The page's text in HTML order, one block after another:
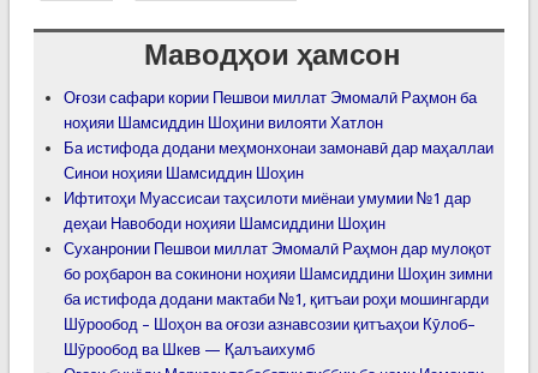
Маводҳои ҳамсон
Оғози сафари кории Пешвои миллат Эмомалӣ Раҳмон ба
ноҳияи Шамсиддин Шоҳини вилояти Хатлон
Ба истифода додани меҳмонхонаи замонавӣ дар маҳаллаи
Синои ноҳияи Шамсиддин Шоҳин
Ифтитоҳи Муассисаи таҳсилоти миёнаи умумии №1 дар
деҳаи Навободи ноҳияи Шамсиддини Шоҳин
Суханронии Пешвои миллат Эмомалӣ Раҳмон дар мулоқот
бо роҳбарон ва сокинони ноҳияи Шамсиддини Шоҳин зимни
ба истифода додани мактаби №1, қитъаи роҳи мошингарди
Шӯрообод – Шоҳон ва оғози азнавсозии қитъаҳои Кӯлоб–
Шӯрообод ва Шкев — Қалъаихумб